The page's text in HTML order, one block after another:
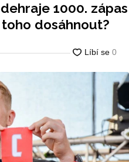
1000. zápas
dosáhnout?